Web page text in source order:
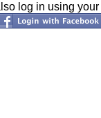
log in using